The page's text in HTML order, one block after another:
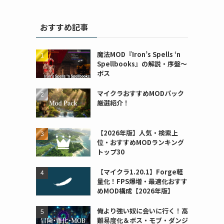
おすすめ記事
魔法MOD『Iron’s Spells ‘n
Spellbooks』の解説・序盤～
ボス
マイクラおすすめMODパック
厳選紹介！
【2026年版】人気・検索上
位・おすすめMODランキング
トップ30
【マイクラ1.20.1】Forge軽
量化！FPS爆増・最適化おすす
めMOD構成【2026年版】
俺より強い奴に会いに行く！高
難易度化＆ボス・モブ・ダンジ